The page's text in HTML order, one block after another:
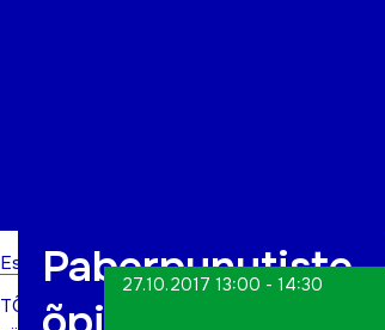
Esileht
TÕN
Paberpunutiste
27.10.2017 13:00 - 14:30